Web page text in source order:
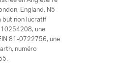
England, N5
but non lucratif
une
81-0722756, une
numéro